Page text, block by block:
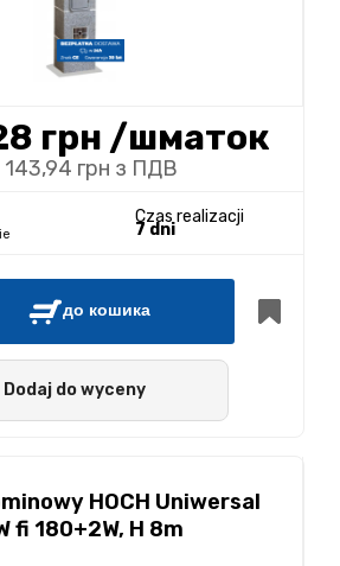
грн /шматок
грн з ПДВ
Czas realizacji
7 dni
до кошика
Dodaj do wyceny
HOCH Uniwersal
fi 180+2W, H 8m